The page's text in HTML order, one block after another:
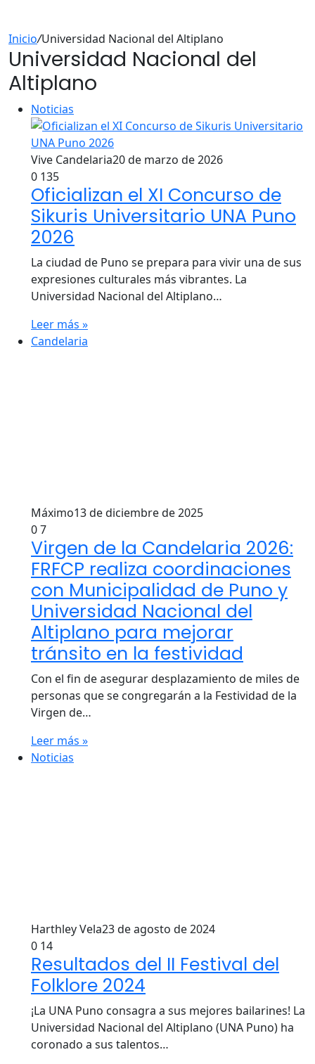
Inicio/Universidad Nacional del Altiplano
Universidad Nacional del
Altiplano
Noticias
Vive Candelaria20 de marzo de 2026
0 135
Oficializan el XI Concurso de
Sikuris Universitario UNA Puno
2026
La ciudad de Puno se prepara para vivir una de sus
expresiones culturales más vibrantes. La
Universidad Nacional del Altiplano…
Leer más »
Candelaria
Máximo13 de diciembre de 2025
07
Virgen de la Candelaria 2026:
FRFCP realiza coordinaciones
con Municipalidad de Puno y
Universidad Nacional del
Altiplano para mejorar
tránsito en la festividad
Con el fin de asegurar desplazamiento de miles de
personas que se congregarán a la Festividad de la
Virgen de…
Leer más »
Noticias
Harthley Vela23 de agosto de 2024
0 14
Resultados del II Festival del
Folklore 2024
¡La UNA Puno consagra a sus mejores bailarines! La
Universidad Nacional del Altiplano (UNA Puno) ha
coronado a sus talentos…